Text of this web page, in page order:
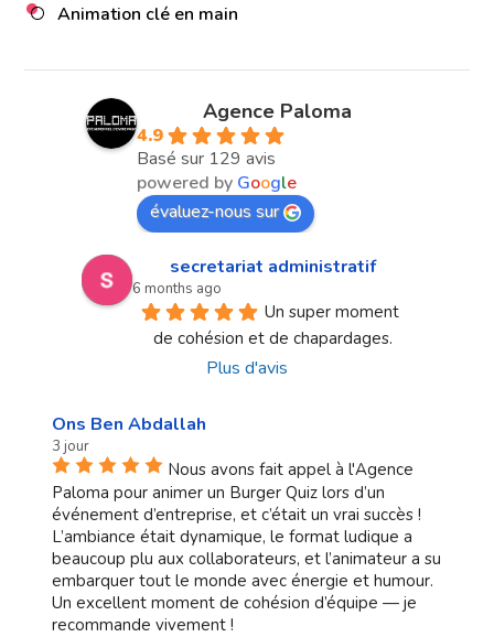
Animation clé en main
Agence Paloma
4.9
Basé sur 129 avis
powered by Google
évaluez-nous sur
secretariat administratif
6 months ago
Un super moment
de cohésion et de chapardages.
Plus d'avis
Ons Ben Abdallah
3 jour
Nous avons fait appel à l'Agence
Paloma pour animer un Burger Quiz lors d’un
événement d’entreprise, et c’était un vrai succès !
L’ambiance était dynamique, le format ludique a
beaucoup plu aux collaborateurs, et l’animateur a su
embarquer tout le monde avec énergie et humour.
Un excellent moment de cohésion d’équipe — je
recommande vivement !